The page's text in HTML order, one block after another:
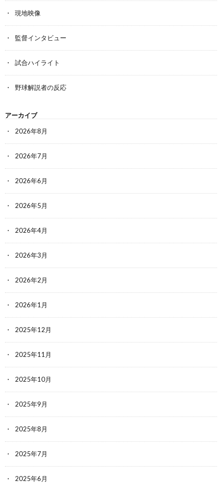
現地映像
監督インタビュー
試合ハイライト
野球解説者の反応
アーカイブ
2026年8月
2026年7月
2026年6月
2026年5月
2026年4月
2026年3月
2026年2月
2026年1月
2025年12月
2025年11月
2025年10月
2025年9月
2025年8月
2025年7月
2025年6月